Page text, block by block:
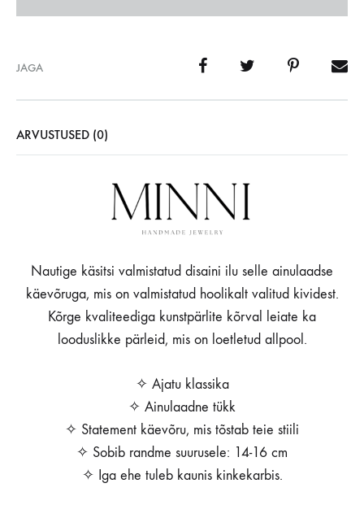
JAGA
ARVUSTUSED (0)
Nautige käsitsi valmistatud disaini ilu selle ainulaadse
käevõruga, mis on valmistatud hoolikalt valitud kividest.
Kõrge kvaliteediga kunstpärlite kõrval leiate ka
looduslikke pärleid, mis on loetletud allpool.
✧ Ajatu klassika
✧ Ainulaadne tükk
✧ Statement käevõru, mis tõstab teie stiili
✧ Sobib randme suurusele: 14-16 cm
✧ Iga ehe tuleb kaunis kinkekarbis.